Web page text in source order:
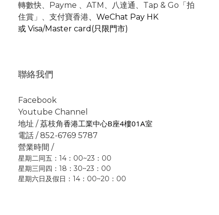
轉數快、Payme 、 ATM 、
八達通、Tap & Go「拍
住賞」 、支付寶香港、 WeChat Pay HK
或 Visa/Master card(只限門市)
聯絡我們
Facebook
Youtube Channel
地址 / 荔枝角香港工業中心B座4樓01A室
電話 / 852-6769 5787
營業時間 /
星期二同五：14：00~23：00
星期三同四：18：30~23：00
星期六日及假日：14：00~20：00